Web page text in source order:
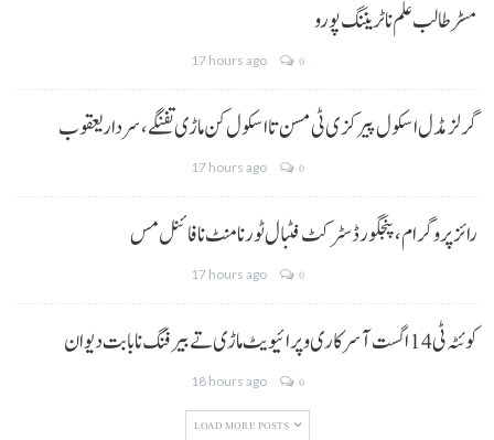
مسڑ طالب علم نا ٹریننگ پورو
17 hours ago 0
گرلز مڈل اسکول پیرکزی ٹی مسن تا اسکول کن ماڑی تفنگے، سردار یعقوب
17 hours ago 0
رائز پروگرام، پنجگور ڈسٹرکٹ فٹبال ٹورنامنٹ نا فائنل مس
17 hours ago 0
کوئٹہ ٹی 14 اگست آ سرکاری و پرائیویٹ ماڑی تے بیرفنگ نا بابت دیوان
18 hours ago 0
LOAD MORE POSTS